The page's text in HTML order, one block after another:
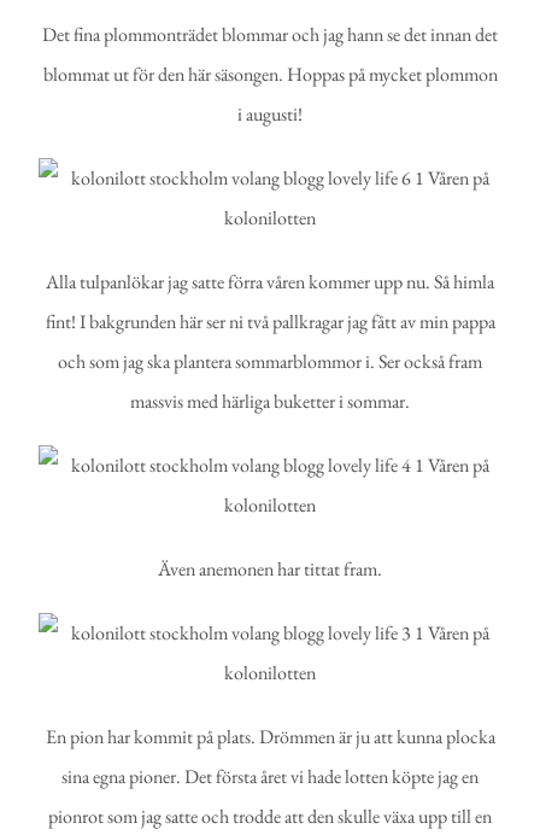
Det fina plommonträdet blommar och jag hann se det innan det
blommat ut för den här säsongen. Hoppas på mycket plommon
i augusti!
Alla tulpanlökar jag satte förra våren kommer upp nu. Så himla
fint! I bakgrunden här ser ni två pallkragar jag fått av min pappa
och som jag ska plantera sommarblommor i. Ser också fram
massvis med härliga buketter i sommar.
Även anemonen har tittat fram.
En pion har kommit på plats. Drömmen är ju att kunna plocka
sina egna pioner. Det första året vi hade lotten köpte jag en
pionrot som jag satte och trodde att den skulle växa upp till en